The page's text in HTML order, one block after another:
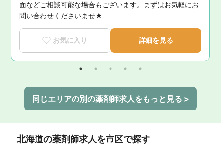
面などご相談可能な場合もございます。まずはお気軽にお
問い合わせくださいませ★
お気に入り 詳細を見る
同じエリアの別の薬剤師求人をもっと見る >
北海道の薬剤師求人を市区で探す